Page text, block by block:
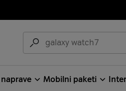
Mobilni paketi